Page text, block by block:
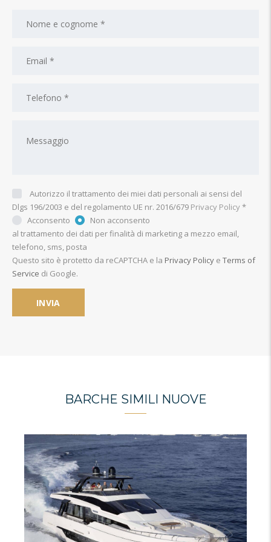
Autorizzo il trattamento dei miei dati personali ai sensi del
Dlgs 196/2003 e del regolamento UE nr. 2016/679 Privacy Policy*
Acconsento
Non acconsento
al trattamento dei dati per finalità di marketing a mezzo email,
telefono, sms, posta
Questo sito è protetto da reCAPTCHA e la Privacy Policy e Terms of
Service di Google.
BARCHE SIMILI NUOVE